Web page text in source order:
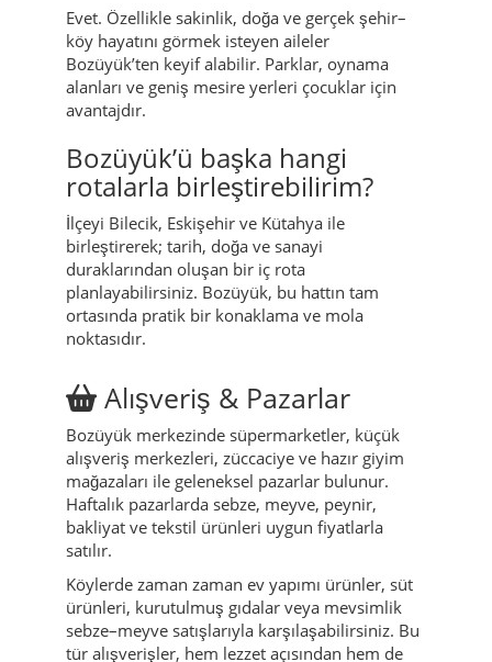
Evet. Özellikle sakinlik, doğa ve gerçek şehir–
köy hayatını görmek isteyen aileler
Bozüyük’ten keyif alabilir. Parklar, oynama
alanları ve geniş mesire yerleri çocuklar için
avantajdır.
Bozüyük’ü başka hangi
rotalarla birleştirebilirim?
İlçeyi Bilecik, Eskişehir ve Kütahya ile
birleştirerek; tarih, doğa ve sanayi
duraklarından oluşan bir iç rota
planlayabilirsiniz. Bozüyük, bu hattın tam
ortasında pratik bir konaklama ve mola
noktasıdır.
Alışveriş & Pazarlar
Bozüyük merkezinde süpermarketler, küçük
alışveriş merkezleri, züccaciye ve hazır giyim
mağazaları ile geleneksel pazarlar bulunur.
Haftalık pazarlarda sebze, meyve, peynir,
bakliyat ve tekstil ürünleri uygun fiyatlarla
satılır.
Köylerde zaman zaman ev yapımı ürünler, süt
ürünleri, kurutulmuş gıdalar veya mevsimlik
sebze–meyve satışlarıyla karşılaşabilirsiniz. Bu
tür alışverişler, hem lezzet açısından hem de